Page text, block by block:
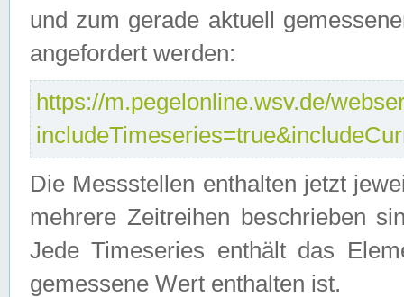
und zum gerade aktuell
angefordert werden:
https://m.pegelonline.wsv.de/
Die Messstellen enthalten jetzt
mehrere Zeitreihen beschrieben
Jede Timeseries enthält das
gemessene Wert enthalten ist.